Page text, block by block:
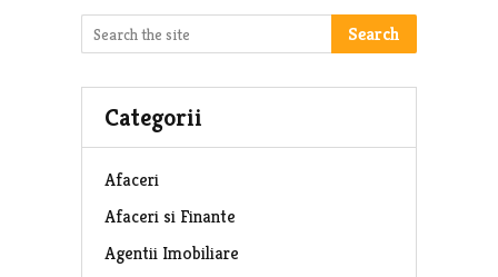
Search
Categorii
Afaceri
Afaceri si Finante
Agentii Imobiliare